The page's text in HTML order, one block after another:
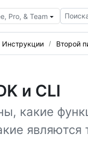
Pro, & Team
Инструкции Второй
и CLI
какие
являются